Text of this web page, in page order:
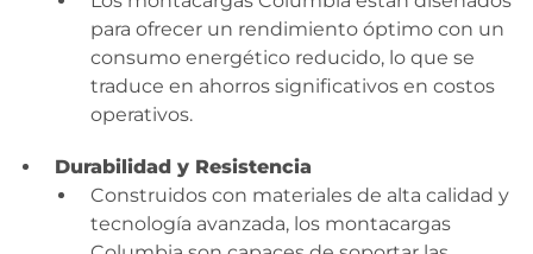
para ofrecer un rendimiento óptimo con un
consumo energético reducido, lo que se
traduce en ahorros significativos en costos
operativos.
Durabilidad y Resistencia
Construidos con materiales de alta calidad y
tecnología avanzada, los montacargas